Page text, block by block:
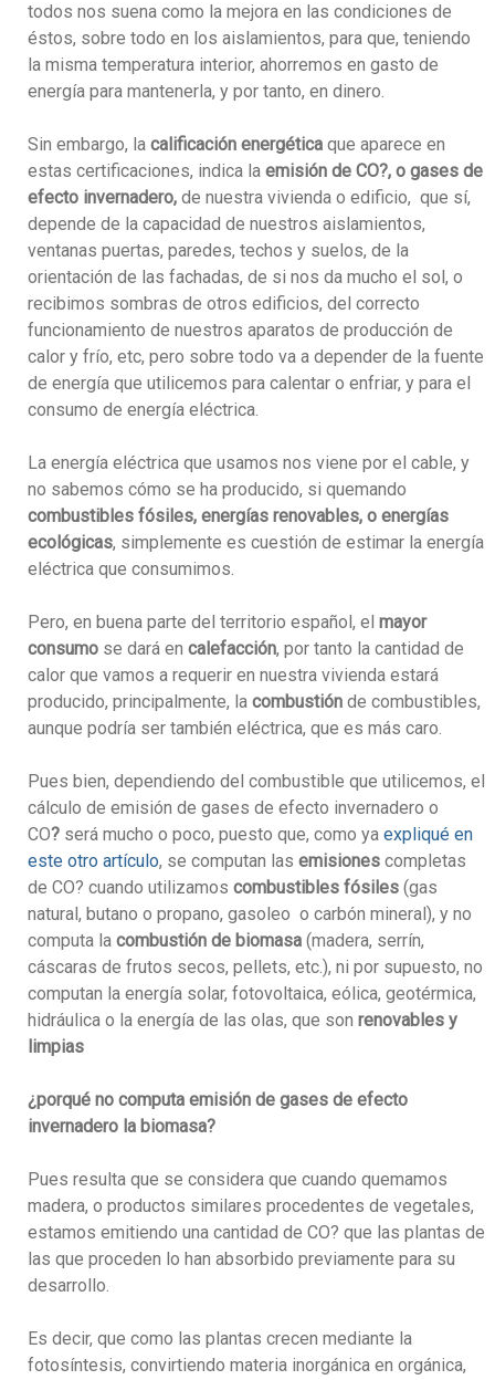
todos nos suena como la mejora en las condiciones de
éstos, sobre todo en los aislamientos, para que, teniendo
la misma temperatura interior, ahorremos en gasto de
energía para mantenerla, y por tanto, en dinero.
Sin embargo, la calificación energética que aparece en
estas certificaciones, indica la emisión de CO?, o gases de
efecto invernadero, de nuestra vivienda o edificio, que sí,
depende de la capacidad de nuestros aislamientos,
ventanas puertas, paredes, techos y suelos, de la
orientación de las fachadas, de si nos da mucho el sol, o
recibimos sombras de otros edificios, del correcto
funcionamiento de nuestros aparatos de producción de
calor y frío, etc, pero sobre todo va a depender de la fuente
de energía que utilicemos para calentar o enfriar, y para el
consumo de energía eléctrica.
La energía eléctrica que usamos nos viene por el cable, y
no sabemos cómo se ha producido, si quemando
combustibles fósiles, energías renovables, o energías
ecológicas, simplemente es cuestión de estimar la energía
eléctrica que consumimos.
Pero, en buena parte del territorio español, el mayor
consumose dará en calefacción, por tanto la cantidad de
calor que vamos a requerir en nuestra vivienda estará
producido, principalmente, la combustiónde combustibles,
aunque podría ser también eléctrica, que es más caro.
Pues bien, dependiendo del combustible que utilicemos, el
cálculo de emisión de gases de efecto invernadero o
CO? será mucho o poco, puesto que, como ya expliqué en
este otro artículo, se computan las emisionescompletas
de CO? cuando utilizamos combustibles fósiles(gas
natural, butano o propano, gasoleo o carbón mineral), y no
computa la combustión de biomasa(madera, serrín,
cáscaras de frutos secos, pellets, etc.), ni por supuesto, no
computan la energía solar, fotovoltaica, eólica, geotérmica,
hidráulica o la energía de las olas, que son renovables y
limpias
¿porqué no computa emisión de gases de efecto
invernadero la biomasa?
Pues resulta que se considera que cuando quemamos
madera, o productos similares procedentes de vegetales,
estamos emitiendo una cantidad de CO? que las plantas de
las que proceden lo han absorbido previamente para su
desarrollo.
Es decir, que como las plantas crecen mediante la
fotosíntesis, convirtiendo materia inorgánica en orgánica,